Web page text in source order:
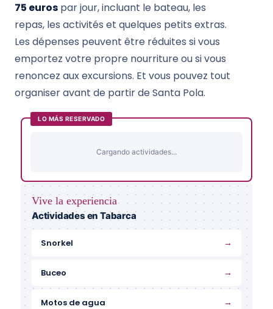
75 euros par jour, incluant le bateau, les
repas, les activités et quelques petits extras.
Les dépenses peuvent être réduites si vous
emportez votre propre nourriture ou si vous
renoncez aux excursions. Et vous pouvez tout
organiser avant de partir de Santa Pola.
LO MÁS RESERVADO
Cargando actividades...
Vive la experiencia
Actividades en Tabarca
Snorkel →
Buceo →
Motos de agua →